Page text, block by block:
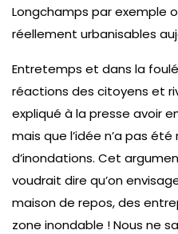
Longchamps par exemple
réellement urbanisables
Entretemps et dans la
réactions des citoyens et
expliqué à la presse avoir
mais que l’idée n’a pas
d’inondations. Cet
voudrait dire qu’on
maison de repos, des
zone inondable ! Nous ne